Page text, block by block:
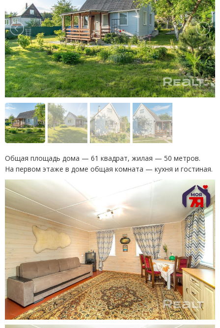
Общая площадь дома — 61 квадрат, жилая — 50 метров.
На первом этаже в доме общая комната — кухня и гостиная.